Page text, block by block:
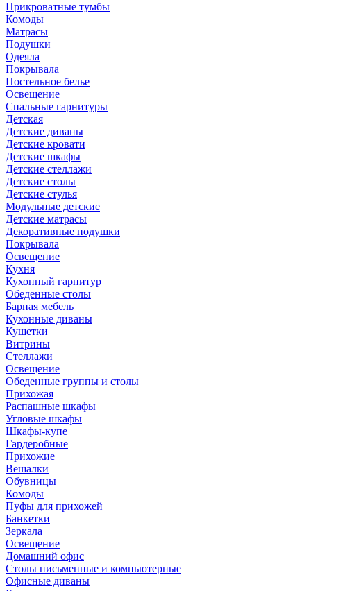
Прикроватные тумбы
Комоды
Матрасы
Подушки
Одеяла
Покрывала
Постельное белье
Освещение
Спальные гарнитуры
Детская
Детские диваны
Детские кровати
Детские шкафы
Детские стеллажи
Детские столы
Детские стулья
Модульные детские
Детские матрасы
Декоративные подушки
Покрывала
Освещение
Кухня
Кухонный гарнитур
Обеденные столы
Барная мебель
Кухонные диваны
Кушетки
Витрины
Стеллажи
Освещение
Обеденные группы и столы
Прихожая
Распашные шкафы
Угловые шкафы
Шкафы-купе
Гардеробные
Прихожие
Вешалки
Обувницы
Комоды
Пуфы для прихожей
Банкетки
Зеркала
Освещение
Домашний офис
Столы письменные и компьютерные
Офисные диваны